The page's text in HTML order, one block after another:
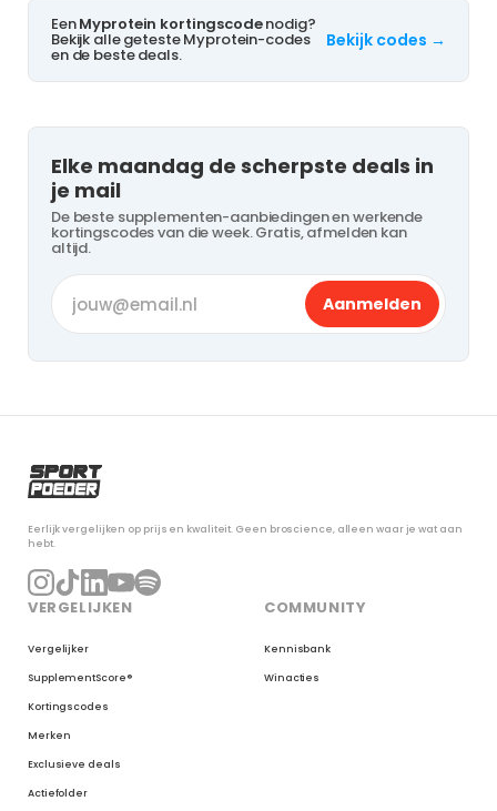
EenMyprotein kortingscodenodig?
Bekijk alle geteste Myprotein-codes
en de beste deals.
Bekijk codes →
Elke maandag de scherpste deals in
je mail
De beste supplementen-aanbiedingen en werkende
kortingscodes van die week. Gratis, afmelden kan
altijd.
Aanmelden
Eerlijk vergelijken op prijs en kwaliteit. Geen broscience, alleen waar je wat aan
hebt.
VERGELIJKEN
Vergelijker
SupplementScore®
Kortingscodes
Merken
Exclusieve deals
Actiefolder
COMMUNITY
Kennisbank
Winacties